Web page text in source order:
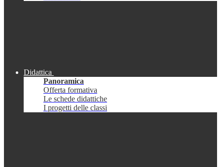
Didattica
Panoramica
Offerta formativa
Le schede didattiche
I progetti delle classi